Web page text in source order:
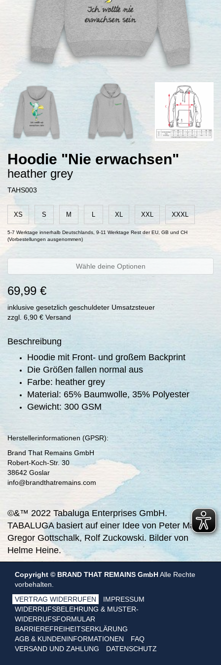
Hoodie "Nie erwachsen"
heather grey
TAHS003
XS S M L XL XXL XXXL
5-7 Werktage innerhalb Deutschlands, 9-11 Werktage Rest der EU, GB und CH
(Vorbestellungen ausgenommen)
Wähle deine Optionen
69,99 €
inklusive gesetzlich geschuldeter Umsatzsteuer
zzgl. 6,90 € Versand
Beschreibung
Hoodie mit Front- und großem Backprint
Die Größen fallen normal aus
Farbe: heather grey
Material: 65% Baumwolle, 35% Polyester
Gewicht: 300 GSM
Herstellerinformationen (GPSR):
Brand That Remains GmbH
Robert-Koch-Str. 30
38642 Goslar
info@brandthatremains.com
©&™ 2022 Tabaluga Enterprises GmbH.
TABALUGA basiert auf einer Idee von Peter Maffay,
Gregor Gottschalk, Rolf Zuckowski. Bilder von
Helme Heine.
Copyright © BRAND THAT REMAINS GmbHAlle Rechte
vorbehalten.
VERTRAG WIDERRUFEN
IMPRESSUM
WIDERRUFSBELEHRUNG & MUSTER-
WIDERRUFSFORMULAR
BARRIEREFREIHEITSERKLÄRUNG
AGB & KUNDENINFORMATIONEN
FAQ
VERSAND UND ZAHLUNG
DATENSCHUTZ